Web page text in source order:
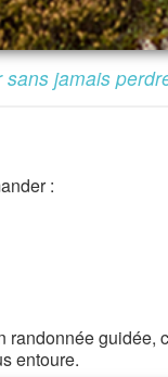
jamais
:
entoure.